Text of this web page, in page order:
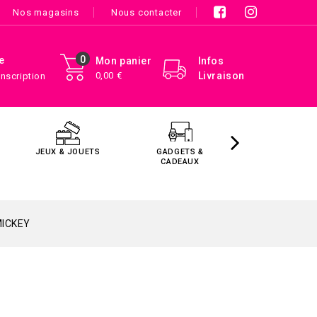
Nos magasins Nous contacter
Infos
Livraison
Mon panier
0,00 €
0
JEUX & JOUETS
GADGETS &
CADEAUX